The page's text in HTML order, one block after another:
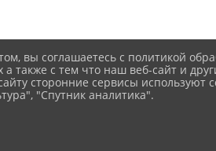
вы соглашаетесь с политикой
также с тем что наш веб-сайт и
сторонние сервисы используют
"Спутник аналитика".